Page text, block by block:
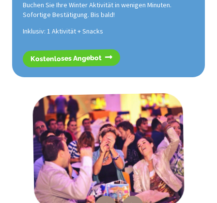
Buchen Sie Ihre Winter Aktivität in wenigen Minuten.
Sofortige Bestätigung. Bis bald!
Inklusiv: 1 Aktivität + Snacks
Kostenloses Angebot